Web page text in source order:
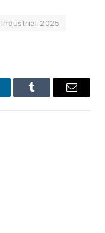
2025
Tumblr Email